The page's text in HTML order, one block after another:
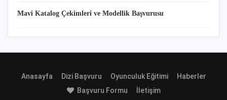
Mavi Katalog Çekimleri ve Modellik Başvurusu
Anasayfa Dizi Başvuru Oyunculuk Eğitimi
Haberler
Başvuru Formu
İletişim